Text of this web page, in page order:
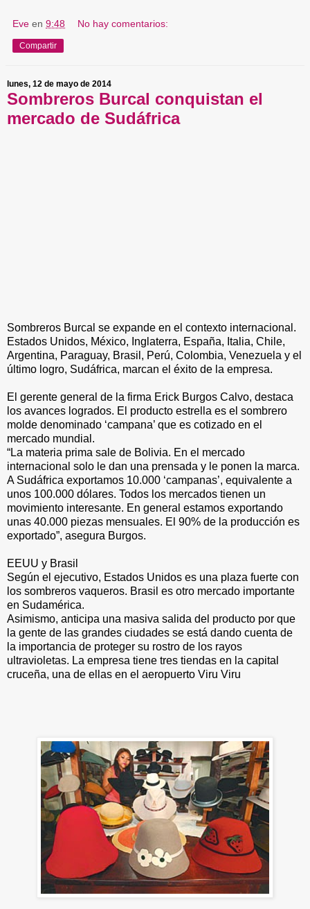
Eve en 9:48 No hay comentarios:
Compartir
lunes, 12 de mayo de 2014
Sombreros Burcal conquistan el
mercado de Sudáfrica
Sombreros Burcal se expande en el contexto internacional.
Estados Unidos, México, Inglaterra, España, Italia, Chile,
Argentina, Paraguay, Brasil, Perú, Colombia, Venezuela y el
último logro, Sudáfrica, marcan el éxito de la empresa.
El gerente general de la firma Erick Burgos Calvo, destaca
los avances logrados. El producto estrella es el sombrero
molde denominado ‘campana’ que es cotizado en el
mercado mundial.
“La materia prima sale de Bolivia. En el mercado
internacional solo le dan una prensada y le ponen la marca.
A Sudáfrica exportamos 10.000 ‘campanas’, equivalente a
unos 100.000 dólares. Todos los mercados tienen un
movimiento interesante. En general estamos exportando
unas 40.000 piezas mensuales. El 90% de la producción es
exportado”, asegura Burgos.
EEUU y Brasil
Según el ejecutivo, Estados Unidos es una plaza fuerte con
los sombreros vaqueros. Brasil es otro mercado importante
en Sudamérica.
Asimismo, anticipa una masiva salida del producto por que
la gente de las grandes ciudades se está dando cuenta de
la importancia de proteger su rostro de los rayos
ultravioletas. La empresa tiene tres tiendas en la capital
cruceña, una de ellas en el aeropuerto Viru Viru